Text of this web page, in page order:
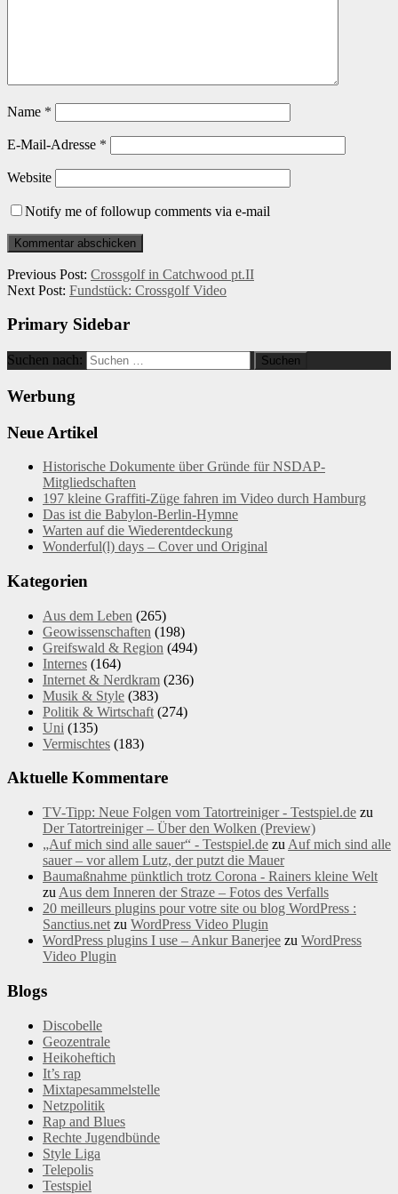
Name *
E-Mail-Adresse *
Website
Notify me of followup comments via e-mail
Previous Post: Crossgolf in Catchwood pt.II
Next Post: Fundstück: Crossgolf Video
Primary Sidebar
Suchen nach:
Werbung
Neue Artikel
Historische Dokumente über Gründe für NSDAP-
Mitgliedschaften
197 kleine Graffiti-Züge fahren im Video durch Hamburg
Das ist die Babylon-Berlin-Hymne
Warten auf die Wiederentdeckung
Wonderful(l) days – Cover und Original
Kategorien
Aus dem Leben (265)
Geowissenschaften (198)
Greifswald & Region (494)
Internes (164)
Internet & Nerdkram (236)
Musik & Style (383)
Politik & Wirtschaft (274)
Uni (135)
Vermischtes (183)
Aktuelle Kommentare
TV-Tipp: Neue Folgen vom Tatortreiniger - Testspiel.de zu
Der Tatortreiniger – Über den Wolken (Preview)
„Auf mich sind alle sauer“ - Testspiel.de zu Auf mich sind alle
sauer – vor allem Lutz, der putzt die Mauer
Baumaßnahme pünktlich trotz Corona - Rainers kleine Welt
zu Aus dem Inneren der Straze – Fotos des Verfalls
20 meilleurs plugins pour votre site ou blog WordPress :
Sanctius.net zu WordPress Video Plugin
WordPress plugins I use – Ankur Banerjee zu WordPress
Video Plugin
Blogs
Discobelle
Geozentrale
Heikoheftich
It’s rap
Mixtapesammelstelle
Netzpolitik
Rap and Blues
Rechte Jugendbünde
Style Liga
Telepolis
Testspiel